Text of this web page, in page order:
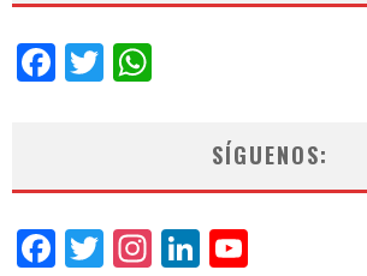
Facebook
Twitter
SÍGUENOS:
Facebook
Twitter
Instagram
LinkedIn